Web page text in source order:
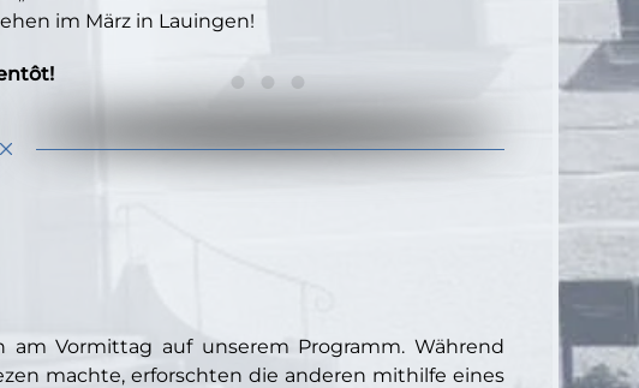
im März in Lauingen!
am Vormittag auf unserem Programm. Während
machte, erforschten die anderen mithilfe eines